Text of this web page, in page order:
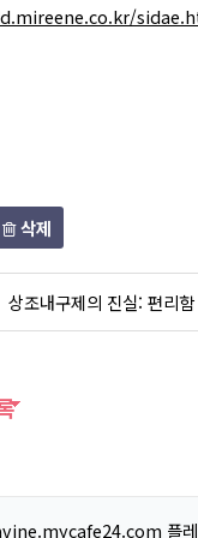
삭제
상조내구제의 진실: 편리
플